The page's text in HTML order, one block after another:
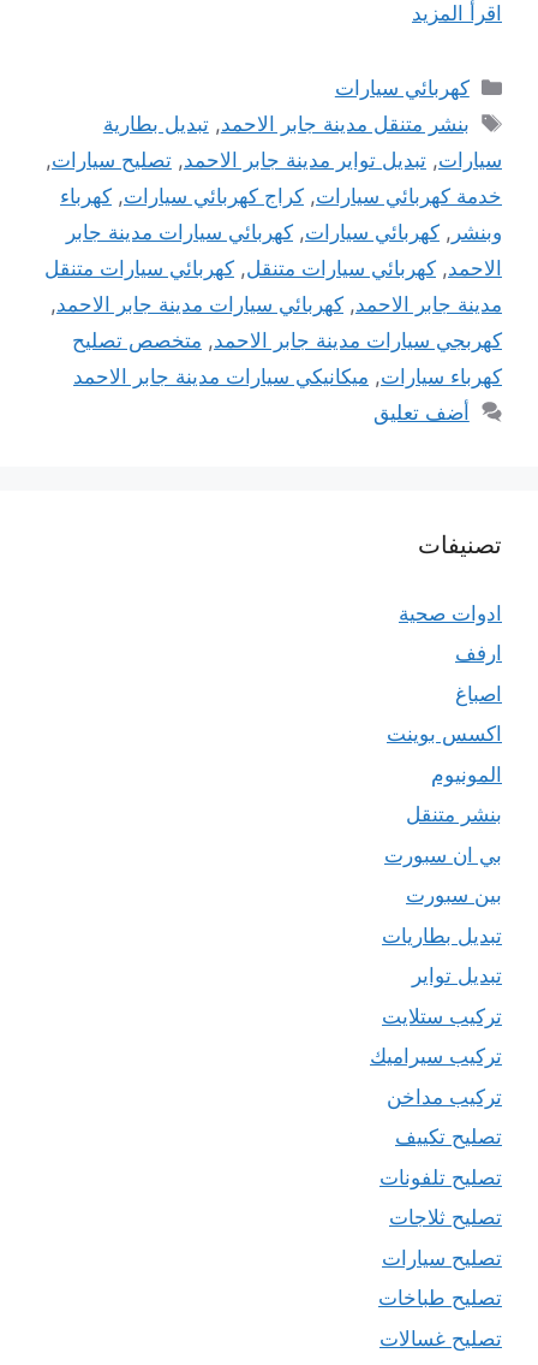
اقرأ المزيد
التصنيفات
كهربائي سيارات
الوسوم
بنشر متنقل مدينة جابر الاحمد,تبديل بطارية
سيارات, تبديل تواير مدينة جابر الاحمد, تصليح سيارات,
خدمة كهربائي سيارات, كراج كهربائي سيارات, كهرباء
وبنشر , كهربائي سيارات, كهربائي سيارات مدينة جابر
الاحمد, كهربائي سيارات متنقل, كهربائي سيارات متنقل
مدينة جابر الاحمد, كهربائي سيارات مدينة جابر الاحمد,
كهربجي سيارات مدينة جابر الاحمد, متخصص تصليح
كهرباء سيارات, ميكانيكي سيارات مدينة جابر الاحمد
أضف تعليق
تصنيفات
ادوات صحية
ارفف
اصباغ
اكسس بوينت
المونيوم
بنشر متنقل
بي ان سبورت
بين سبورت
تبديل بطاريات
تبديل تواير
تركيب ستلايت
تركيب سيراميك
تركيب مداخن
تصليح تكييف
تصليح تلفونات
تصليح ثلاجات
تصليح سيارات
تصليح طباخات
تصليح غسالات